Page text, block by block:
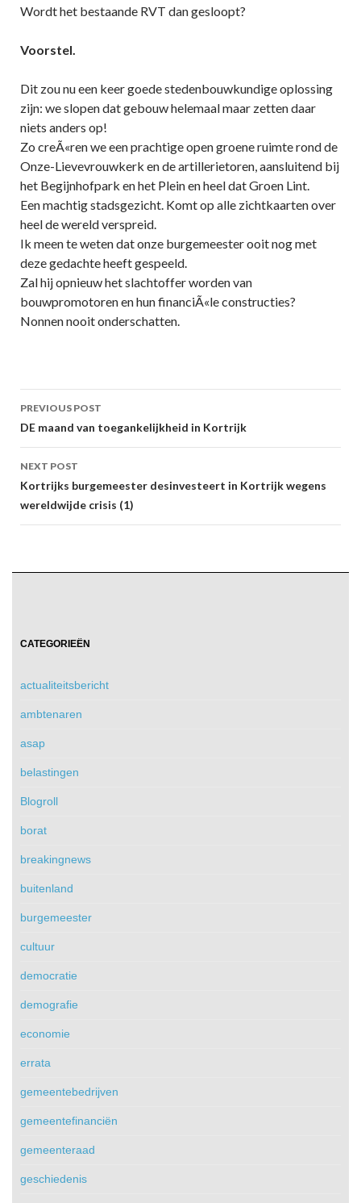
Wordt het bestaande RVT dan gesloopt?
Voorstel.
Dit zou nu een keer goede stedenbouwkundige oplossing
zijn: we slopen dat gebouw helemaal maar zetten daar
niets anders op!
Zo creÃ«ren we een prachtige open groene ruimte rond de
Onze-Lievevrouwkerk en de artillerietoren, aansluitend bij
het Begijnhofpark en het Plein en heel dat Groen Lint.
Een machtig stadsgezicht. Komt op alle zichtkaarten over
heel de wereld verspreid.
Ik meen te weten dat onze burgemeester ooit nog met
deze gedachte heeft gespeeld.
Zal hij opnieuw het slachtoffer worden van
bouwpromotoren en hun financiÃ«le constructies?
Nonnen nooit onderschatten.
Post
navigation
PREVIOUS POST
DE maand van toegankelijkheid in Kortrijk
NEXT POST
Kortrijks burgemeester desinvesteert in Kortrijk wegens
wereldwijde crisis (1)
CATEGORIEËN
actualiteitsbericht
ambtenaren
asap
belastingen
Blogroll
borat
breakingnews
buitenland
burgemeester
cultuur
democratie
demografie
economie
errata
gemeentebedrijven
gemeentefinanciën
gemeenteraad
geschiedenis